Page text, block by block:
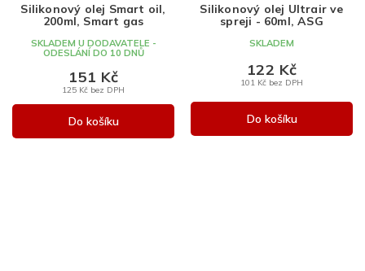
Silikonový olej Smart oil,
200ml, Smart gas
SKLADEM U DODAVATELE -
ODESLÁNÍ DO 10 DNŮ
125 Kč bez DPH
151 Kč
Do košíku
Silikonový olej Ultrair ve
spreji - 60ml, ASG
SKLADEM
101 Kč bez DPH
122 Kč
Do košíku